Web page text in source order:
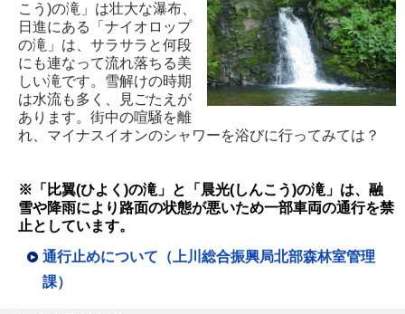
ジ
で
開
き
ま
す
こう)の滝」は壮大な瀑布、
日進にある「ナイオロップ
の滝」は、サラサラと何段
にも連なって流れ落ちる美
しい滝です。雪解けの時期
は水流も多く、見ごたえが
あります。街中の喧騒を離
れ、マイナスイオンのシャワーを浴びに行ってみては？
※「比翼(ひよく)の滝」と「晨光(しんこう)の滝」は、融
雪や降雨により路面の状態が悪いため一部車両の通行を禁
止としています。
通行止めについて（上川総合振興局北部森林室管理
課）